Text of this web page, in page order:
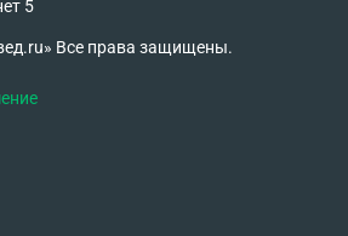
5
Все права защищены.